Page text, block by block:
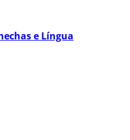
e Língua